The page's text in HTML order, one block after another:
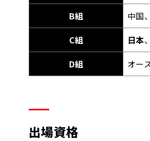
B組
中国
C組
日本
D組
オー
出場資格